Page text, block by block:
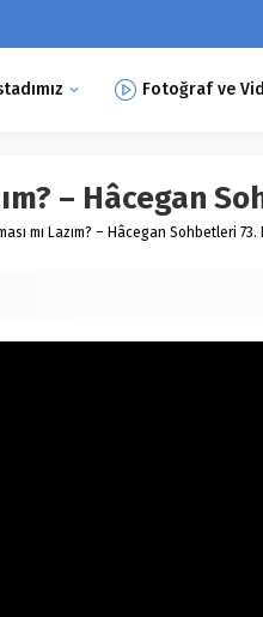
Fotoğraf ve
– Hâcegan
mı Lazım? – Hâcegan Sohbetleri 73.